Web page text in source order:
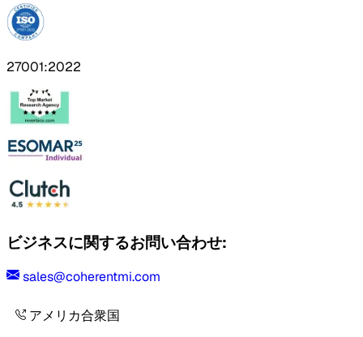
27001:2022
ビジネスに関するお問い合わせ:
sales@coherentmi.com
アメリカ合衆国